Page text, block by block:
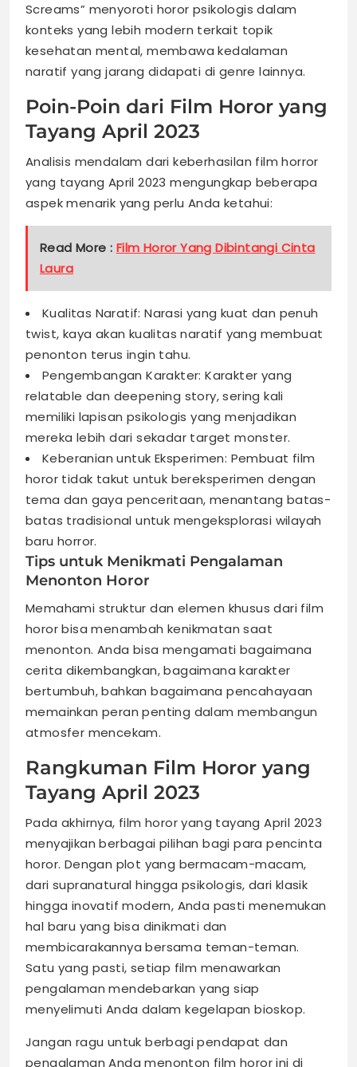
Screams” menyoroti horor psikologis dalam
konteks yang lebih modern terkait topik
kesehatan mental, membawa kedalaman
naratif yang jarang didapati di genre lainnya.
Poin-Poin dari Film Horor yang
Tayang April 2023
Analisis mendalam dari keberhasilan film horror
yang tayang April 2023 mengungkap beberapa
aspek menarik yang perlu Anda ketahui:
Read More : Film Horor Yang Dibintangi Cinta
Laura
Kualitas Naratif: Narasi yang kuat dan penuh
twist, kaya akan kualitas naratif yang membuat
penonton terus ingin tahu.
Pengembangan Karakter: Karakter yang
relatable dan deepening story, sering kali
memiliki lapisan psikologis yang menjadikan
mereka lebih dari sekadar target monster.
Keberanian untuk Eksperimen: Pembuat film
horor tidak takut untuk bereksperimen dengan
tema dan gaya penceritaan, menantang batas-
batas tradisional untuk mengeksplorasi wilayah
baru horror.
Tips untuk Menikmati Pengalaman
Menonton Horor
Memahami struktur dan elemen khusus dari film
horor bisa menambah kenikmatan saat
menonton. Anda bisa mengamati bagaimana
cerita dikembangkan, bagaimana karakter
bertumbuh, bahkan bagaimana pencahayaan
memainkan peran penting dalam membangun
atmosfer mencekam.
Rangkuman Film Horor yang
Tayang April 2023
Pada akhirnya, film horor yang tayang April 2023
menyajikan berbagai pilihan bagi para pencinta
horor. Dengan plot yang bermacam-macam,
dari supranatural hingga psikologis, dari klasik
hingga inovatif modern, Anda pasti menemukan
hal baru yang bisa dinikmati dan
membicarakannya bersama teman-teman.
Satu yang pasti, setiap film menawarkan
pengalaman mendebarkan yang siap
menyelimuti Anda dalam kegelapan bioskop.
Jangan ragu untuk berbagi pendapat dan
pengalaman Anda menonton film horor ini di